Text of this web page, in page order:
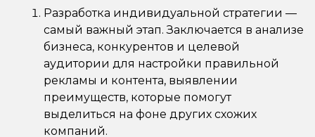
Разработка индивидуальной стратегии —
самый важный этап. Заключается в анализе
бизнеса, конкурентов и целевой
аудитории для настройки правильной
рекламы и контента, выявлении
преимуществ, которые помогут
выделиться на фоне других схожих
компаний.